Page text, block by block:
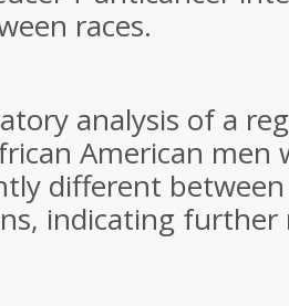
races.
analysis of a
American men
different
indicating further